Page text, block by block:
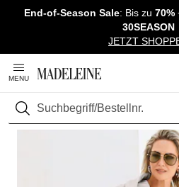
Navigation überspringen, direkt
End-of-Season Sale: Bis zu 70%
30SEASON
JETZT
MENU
Suchen
Startseite Mode Jacken & Mäntel